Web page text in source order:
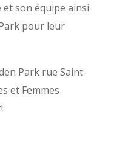
et son équipe ainsi
pour leur
Park rue Saint-
et Femmes